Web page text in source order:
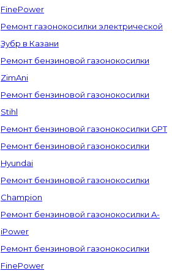
FinePower
Ремонт газонокосилки электрической
Зубр в Казани
Ремонт бензиновой газонокосилки
ZimAni
Ремонт бензиновой газонокосилки
Stihl
Ремонт бензиновой газонокосилки GPT
Ремонт бензиновой газонокосилки
Hyundai
Ремонт бензиновой газонокосилки
Champion
Ремонт бензиновой газонокосилки A-
iPower
Ремонт бензиновой газонокосилки
FinePower